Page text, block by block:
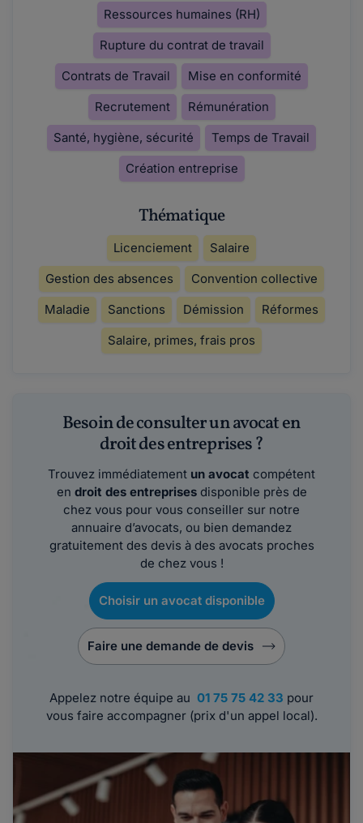
Ressources humaines (RH)
Rupture du contrat de travail
Contrats de Travail
Mise en conformité
Recrutement
Rémunération
Santé, hygiène, sécurité
Temps de Travail
Création entreprise
Thématique
Licenciement
Salaire
Gestion des absences
Convention collective
Maladie
Sanctions Démission
Réformes
Salaire, primes, frais pros
Besoin de consulter un avocat en
droit des entreprises ?
Trouvez immédiatement un avocat compétent
en droit des entreprisesdisponible près de
chez vous pour vous conseiller sur notre
annuaire d’avocats, ou bien demandez
gratuitement des devis à des avocats proches
de chez vous !
Choisir un avocat disponible
Faire une demande de devis
Appelez notre équipe au 01 75 75 42 33 pour
vous faire accompagner (prix d'un appel local).